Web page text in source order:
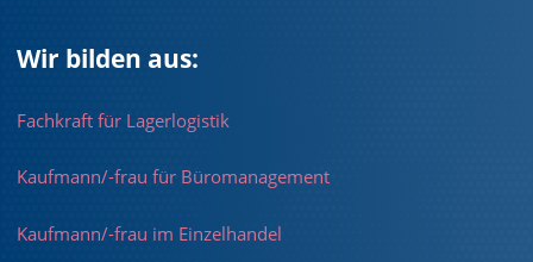
Wir bilden aus:
Fachkraft für Lagerlogistik
Kaufmann/-frau für Büromanagement
Kaufmann/-frau im Einzelhandel